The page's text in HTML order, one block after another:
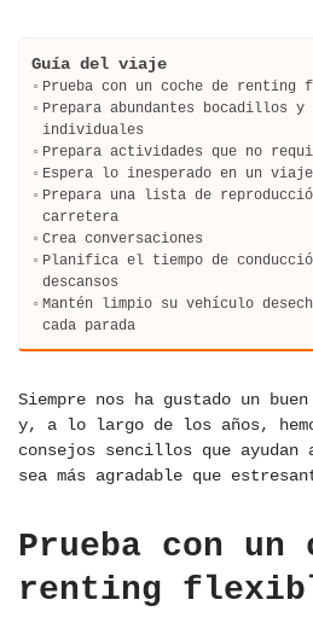
Guía del viaje
Prueba con un coche de renting
Prepara abundantes bocadillos y
individuales
Prepara actividades que no
Espera lo inesperado en un
Prepara una lista de
carretera
Crea conversaciones
Planifica el tiempo de
descansos
Mantén limpio su vehículo
cada parada
Siempre nos ha gustado un
y, a lo largo de los años,
consejos sencillos que
sea más agradable que
Prueba con un
renting